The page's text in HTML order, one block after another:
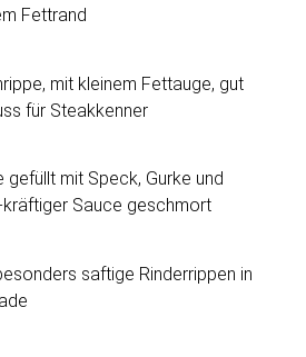
Fettrand
mit kleinem Fettauge, gut
für Steakkenner
gefüllt mit Speck, Gurke und
Sauce geschmort
saftige Rinderrippen in